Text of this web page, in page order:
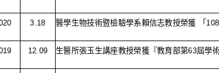
3.18 醫學生物技術暨檢驗學系賴信志教授榮獲 「 108
12.09 生醫所張玉生講座教授榮獲『教育部第63屆學